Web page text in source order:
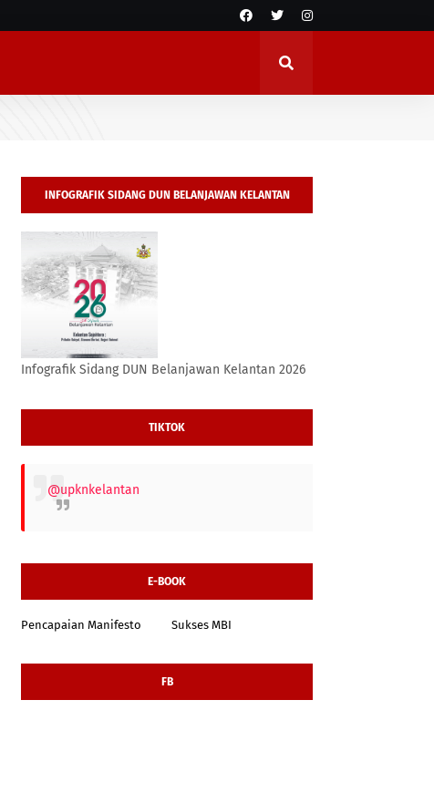
INFOGRAFIK SIDANG DUN BELANJAWAN KELANTAN
2026
Infografik Sidang DUN Belanjawan Kelantan 2026
TIKTOK
@upknkelantan
E-BOOK
Pencapaian Manifesto Sukses MBI
FB